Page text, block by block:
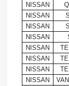
NISSAN
NISSAN
NISSAN
NISSAN
NISSAN
NISSAN
NISSAN
NISSAN